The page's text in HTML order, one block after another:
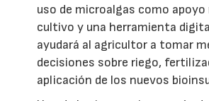
uso de microalgas como apoyo
cultivo y una herramienta
ayudará al agricultor a tomar
decisiones sobre riego,
aplicación de los nuevos